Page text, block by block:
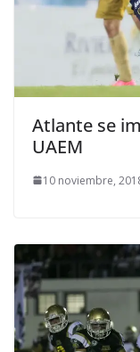
Atlante se
UAEM
10 noviembre,